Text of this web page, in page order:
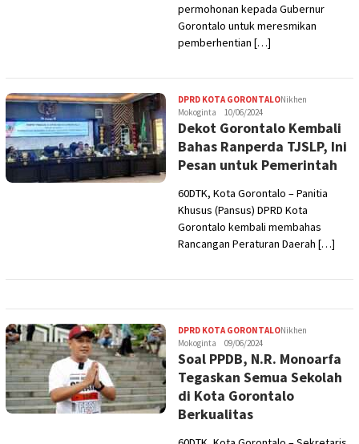
permohonan kepada Gubernur
Gorontalo untuk meresmikan
pemberhentian […]
DPRD KOTA GORONTALONikhen
Mokoginta
10/06/2024
Dekot Gorontalo Kembali
Bahas Ranperda TJSLP, Ini
Pesan untuk Pemerintah
60DTK, Kota Gorontalo – Panitia
Khusus (Pansus) DPRD Kota
Gorontalo kembali membahas
Rancangan Peraturan Daerah […]
DPRD KOTA GORONTALONikhen
Mokoginta
09/06/2024
Soal PPDB, N.R. Monoarfa
Tegaskan Semua Sekolah
di Kota Gorontalo
Berkualitas